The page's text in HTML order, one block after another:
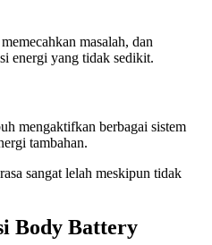
masalah, dan
energi yang tidak sedikit.
mengaktifkan berbagai sistem
tambahan.
sangat lelah meskipun tidak
Body Battery